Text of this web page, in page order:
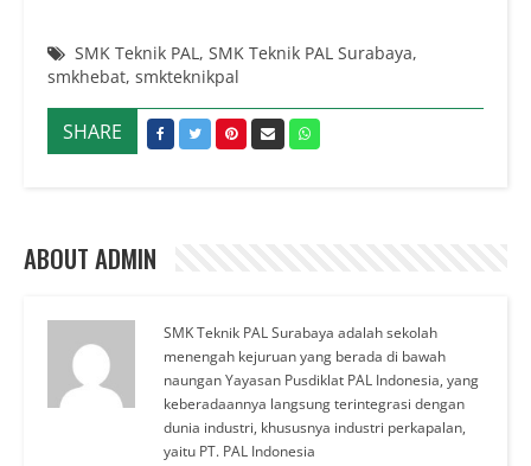
SMK Teknik PAL, SMK Teknik PAL Surabaya,
smkhebat, smkteknikpal
SHARE
ABOUT ADMIN
SMK Teknik PAL Surabaya adalah sekolah
menengah kejuruan yang berada di bawah
naungan Yayasan Pusdiklat PAL Indonesia, yang
keberadaannya langsung terintegrasi dengan
dunia industri, khususnya industri perkapalan,
yaitu PT. PAL Indonesia